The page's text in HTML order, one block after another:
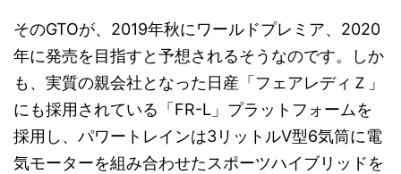
そのGTOが、2019年秋にワールドプレミア、2020
年に発売を目指すと予想されるそうなのです。しか
も、実質の親会社となった日産「フェアレディＺ」
にも採用されている「FR-L」プラットフォームを
採用し、パワートレインは3リットルV型6気筒に電
気モーターを組み合わせたスポーツハイブリッドを